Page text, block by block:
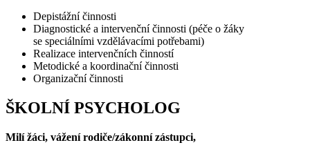
Depistážní činnosti
Diagnostické a intervenční činnosti (péče o žáky
se speciálními vzdělávacími potřebami)
Realizace intervenčních činností
Metodické a koordinační činnosti
Organizační činnosti
ŠKOLNÍ PSYCHOLOG
Milí žáci, vážení rodiče/zákonní zástupci,